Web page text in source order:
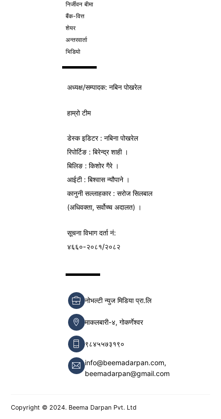
निर्जीवन बीमा
बैंक-वित्त
शेयर
अन्तरवार्ता
भिडियो
अध्यक्ष/सम्पादक: नबिन पोखरेल
हाम्रो टीम
डेस्क इडिटर : नबिना पोखरेल
रिपोर्टिङ : बिरेन्द्र शाही ।
बिलिङ : किशोर गैरे ।
आईटी : बिश्वास न्यौपाने ।
कानुनी सल्लाहकार : सरोज सिलबाल
(अधिवक्ता, सर्वोच्च अदालत) ।
सूचना विभागदर्ता नं:
४६६०-२०८१/२०८२
नोभल्टी न्युज मिडिया प्रा.लि
माकलबारी-४, गोकर्णेश्वर
९८४५५७३१९०
info@beemadarpan.com,
beemadarpan@gmail.com
Copyright © 2024. Beema Darpan Pvt. Ltd